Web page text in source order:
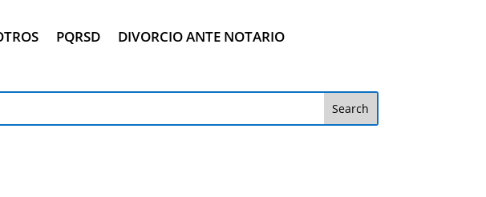
PQRSD DIVORCIO ANTE NOTARIO